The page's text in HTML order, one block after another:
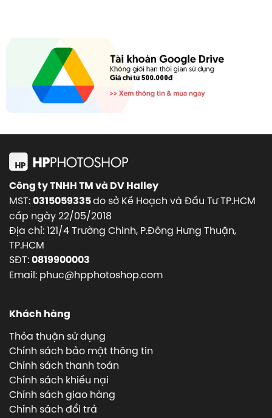
Công ty TNHH TM và DV Halley
MST:0315059335do sở Kế Hoạch và Đầu Tư TP.HCM
cấp ngày 22/05/2018
Địa chỉ: 121/4 Trường Chinh, P.Đông Hưng Thuận,
TP.HCM
SĐT:0819900003
Email: phuc@hpphotoshop.com
Khách hàng
Thỏa thuận sử dụng
Chính sách bảo mật thông tin
Chính sách thanh toán
Chính sách khiếu nại
Chính sách giao hàng
Chính sách đổi trả